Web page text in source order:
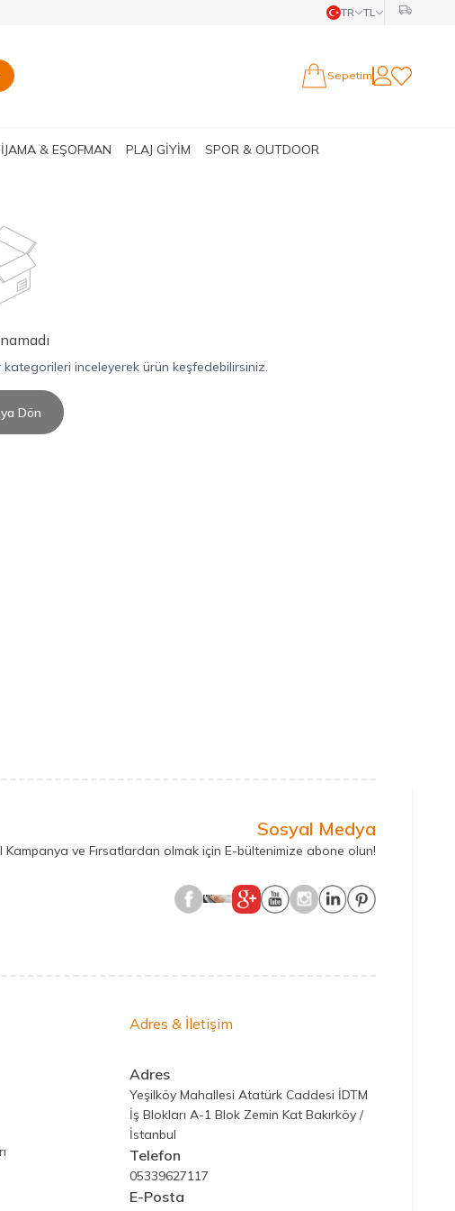
TR TL
SepetimHesabım
Favorilerim
& EŞOFMAN PLAJ GİYİM
SPOR & OUTDOOR
inceleyerek ürün keşfedebilirsiniz.
Dön
Sosyal Medya
Kampanya ve Fırsatlardan olmak için E-bültenimize abone olun!
Adres & İletişim
Adres
Yeşilköy Mahallesi Atatürk Caddesi İDTM
İş Blokları A-1 Blok Zemin Kat Bakırköy /
İstanbul
Telefon
05339627117
E-Posta